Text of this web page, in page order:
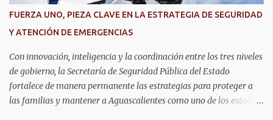
FUERZA UNO, PIEZA CLAVE EN LA ESTRATEGIA DE SEGURIDAD
Y ATENCIÓN DE EMERGENCIAS
Con innovación, inteligencia y la coordinación entre los tres niveles
de gobierno, la Secretaría de Seguridad Pública del Estado
fortalece de manera permanente las estrategias para proteger a
las familias y mantener a Aguascalientes como uno de los estados